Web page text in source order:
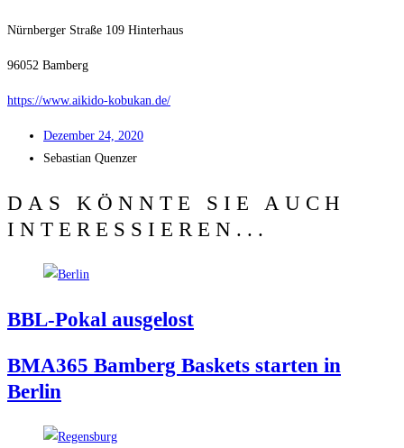
Nürn­ber­ger Stra­ße 109 Hinterhaus
96052 Bam­berg
https://www.aikido-kobukan.de/
Dezem­ber 24, 2020
Sebas­ti­an Quenzer
DAS KÖNNTE SIE AUCH
INTERESSIEREN...
BBL-Pokal aus­ge­lost
BMA365 Bam­berg Bas­kets star­ten in
Berlin